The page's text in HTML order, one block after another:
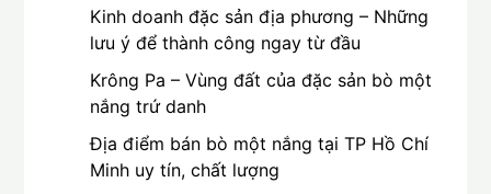
Kinh doanh đặc sản địa phương – Những
lưu ý để thành công ngay từ đầu
Krông Pa – Vùng đất của đặc sản bò một
nắng trứ danh
Địa điểm bán bò một nắng tại TP Hồ Chí
Minh uy tín, chất lượng